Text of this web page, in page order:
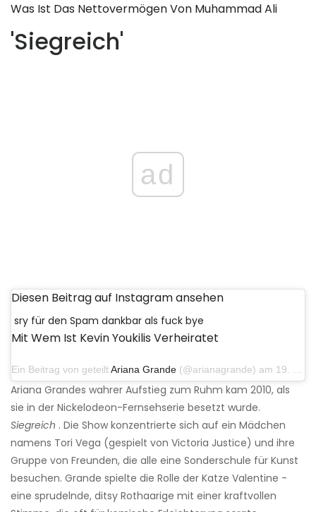
Was Ist Das Nettovermögen Von Muhammad Ali
'Siegreich'
ad
Diesen Beitrag auf Instagram ansehen
sry für den Spam dankbar als fuck bye
Mit Wem Ist Kevin Youkilis Verheiratet
Ein Beitrag von geteiltAriana Grande (@arianagrande) am 19. März 2019 um 11:26 Uhr PDT
Ariana Grandes wahrer Aufstieg zum Ruhm kam 2010, als
sie in der Nickelodeon-Fernsehserie besetzt wurde.
Siegreich . Die Show konzentrierte sich auf ein Mädchen
namens Tori Vega (gespielt von Victoria Justice) und ihre
Gruppe von Freunden, die alle eine Sonderschule für Kunst
besuchen. Grande spielte die Rolle der Katze Valentine -
eine sprudelnde, ditsy Rothaarige mit einer kraftvollen